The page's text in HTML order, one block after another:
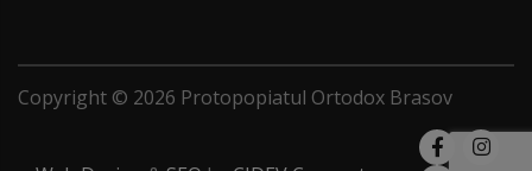
Copyright © 2026 Protopopiatul Ortodox Brasov